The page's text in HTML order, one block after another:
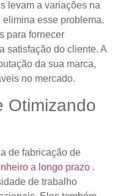
levam a variações na
esse problema.
para fornecer
satisfação do cliente. A
da sua marca,
​​no mercado.
Otimizando
de fabricação de
a longo prazo .
de trabalho